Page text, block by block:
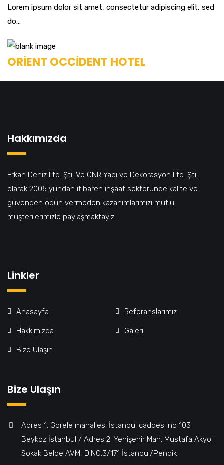
Lorem ipsum dolor sit amet, consectetur adipiscing elit, sed
do...
ORİENT OCCİDENT HOTEL
Hakkımızda
Erkan Deniz Ltd. Şti. Ve CNR Yapı ve Dekorasyon Ltd. Şti.
olarak 2005 yılından itibaren inşaat sektöründe kalite ve
güvenden ödün vermeden kazanımlarımızı mutlu
müşterilerimizle paylaşmaktayız.
Linkler
Anasayfa Referanslarımız
Hakkımızda Galeri
Bize Ulaşın
Bize Ulaşın
Adres 1: Görele mahallesi İstanbul caddesi no 103
Beykoz İstanbul / Adres 2: Yenişehir Mah. Mustafa Akyol
Sokak Belde AVM, D:NO:3/171 İstanbul/Pendik